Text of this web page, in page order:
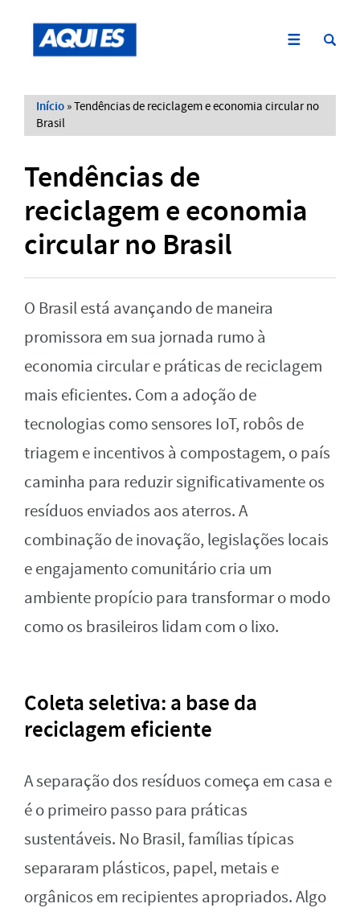
Início »Tendências de reciclagem e economia circular no
Brasil
Tendências de
reciclagem e economia
circular no Brasil
O Brasil está avançando de maneira
promissora em sua jornada rumo à
economia circular e práticas de reciclagem
mais eficientes. Com a adoção de
tecnologias como sensores IoT, robôs de
triagem e incentivos à compostagem, o país
caminha para reduzir significativamente os
resíduos enviados aos aterros. A
combinação de inovação, legislações locais
e engajamento comunitário cria um
ambiente propício para transformar o modo
como os brasileiros lidam com o lixo.
Coleta seletiva: a base da
reciclagem eficiente
A separação dos resíduos começa em casa e
é o primeiro passo para práticas
sustentáveis. No Brasil, famílias típicas
separaram plásticos, papel, metais e
orgânicos em recipientes apropriados. Algo